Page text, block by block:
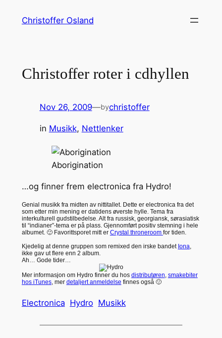
Christoffer Osland
Christoffer roter i cdhyllen
Nov 26, 2009—bychristoffer
in Musikk, Nettlenker
Aborigination
…og finner frem electronica fra Hydro!
Genial musikk fra midten av nittitallet. Dette er electronica fra det
som etter min mening er datidens øverste hylle. Tema fra
interkulturell gudstilbedelse. Alt fra russisk, georgiansk, sørasiatisk
til “indianer”-tema er på plass. Gjennomført positiv stemning i hele
albumet. 🙂 Favorittsporet mitt er Crystal throneroom for tiden.
Kjedelig at denne gruppen som remixed den irske bandet Iona,
ikke gav ut flere enn 2 album.
Ah… Gode tider…
Mer informasjon om Hydro finner du hos distributøren, smakebiter
hos iTunes, mer detaljert anmeldelse finnes også 🙂
Electronica Hydro Musikk